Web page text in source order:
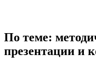
По теме:
презентации и